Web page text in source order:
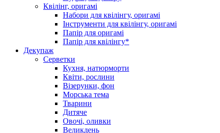
Квілінг, оригамі
Набори для квілінгу, оригамі
Інструменти для квілінгу, оригамі
Папір для оригамі
Папір для квілінгу*
Декупаж
Серветки
Кухня, натюрморти
Квіти, рослини
Візерунки, фон
Морська тема
Тварини
Дитяче
Овочі, оливки
Великдень